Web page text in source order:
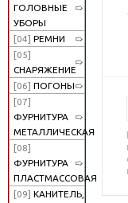
ГОЛОВНЫЕ
УБОРЫ
[04] РЕМНИ
[05]
СНАРЯЖЕНИЕ
[06] ПОГОНЫ
[07]
ФУРНИТУРА
МЕТАЛЛИЧЕСКАЯ
[08]
ФУРНИТУРА
ПЛАСТМАССОВАЯ
[09] КАНИТЕЛЬ,